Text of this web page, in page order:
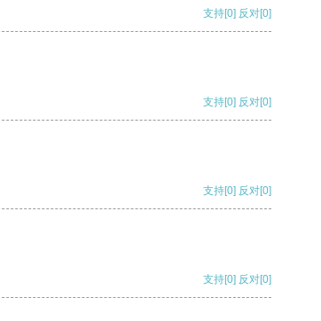
支持[0] 反对[0]
支持[0] 反对[0]
支持[0] 反对[0]
支持[0] 反对[0]